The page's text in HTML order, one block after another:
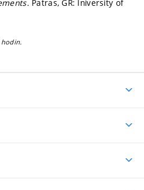
Patras, GR: Iniversity of
hodin.